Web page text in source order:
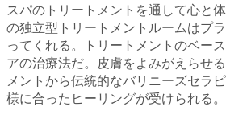
スパのトリートメントを通して心と
の独立型トリートメントルームはプ
ってくれる。トリートメントのベー
アの治療法だ。皮膚をよみがえらせ
メントから伝統的なバリニーズセラ
様に合ったヒーリングが受けられる。